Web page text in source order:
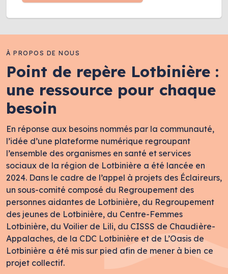
À PROPOS DE NOUS
Point de repère Lotbinière :
une ressource pour chaque
besoin
En réponse aux besoins nommés par la communauté,
l’idée d’une plateforme numérique regroupant
l’ensemble des organismes en santé et services
sociaux de la région de Lotbinière a été lancée en
2024. Dans le cadre de l’appel à projets des Éclaireurs,
un sous-comité composé du Regroupement des
personnes aidantes de Lotbinière, du Regroupement
des jeunes de Lotbinière, du Centre-Femmes
Lotbinière, du Voilier de Lili, du CISSS de Chaudière-
Appalaches, de la CDC Lotbinière et de L’Oasis de
Lotbinière a été mis sur pied afin de mener à bien ce
projet collectif.